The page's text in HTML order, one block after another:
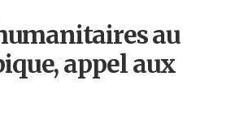
au
appel aux